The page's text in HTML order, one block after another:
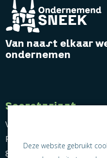
Van naast elkaar
ondernemen
Secretariaat
Vereniging Ondernemend
Postbus 464
8600 AL Sneek
Deze website gebruikt